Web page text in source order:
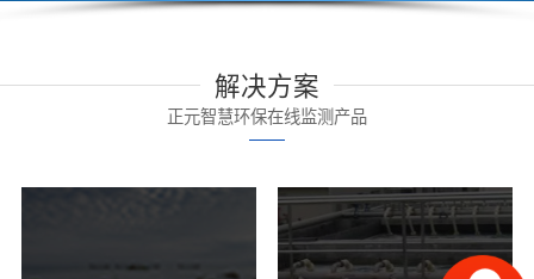
解决方案
正元智慧环保在线监测产品